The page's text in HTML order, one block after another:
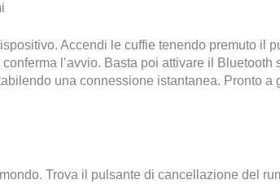
Accendi le cuffie tenendo premuto il
l’avvio. Basta poi attivare il Bluetooth
una connessione istantanea. Pronto a
Trova il pulsante di cancellazione del